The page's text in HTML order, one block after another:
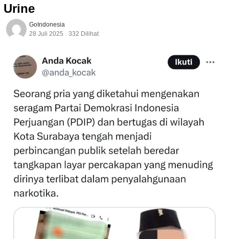
Urine
GoIndonesia
28 Juli 2025
332 Dilihat